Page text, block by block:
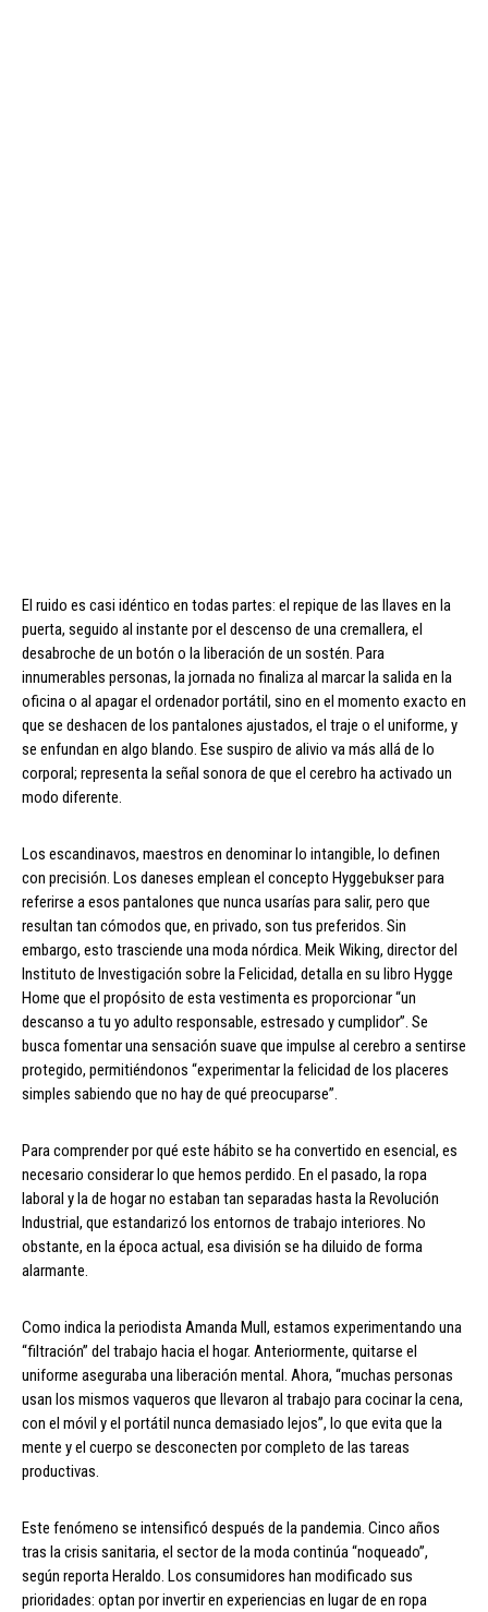
El ruido es casi idéntico en todas partes: el repique de las llaves en la
puerta, seguido al instante por el descenso de una cremallera, el
desabroche de un botón o la liberación de un sostén. Para
innumerables personas, la jornada no finaliza al marcar la salida en la
oficina o al apagar el ordenador portátil, sino en el momento exacto en
que se deshacen de los pantalones ajustados, el traje o el uniforme, y
se enfundan en algo blando. Ese suspiro de alivio va más allá de lo
corporal; representa la señal sonora de que el cerebro ha activado un
modo diferente.
Los escandinavos, maestros en denominar lo intangible, lo definen
con precisión. Los daneses emplean el concepto Hyggebukser para
referirse a esos pantalones que nunca usarías para salir, pero que
resultan tan cómodos que, en privado, son tus preferidos. Sin
embargo, esto trasciende una moda nórdica. Meik Wiking, director del
Instituto de Investigación sobre la Felicidad, detalla en su libro Hygge
Home que el propósito de esta vestimenta es proporcionar “un
descanso a tu yo adulto responsable, estresado y cumplidor”. Se
busca fomentar una sensación suave que impulse al cerebro a sentirse
protegido, permitiéndonos “experimentar la felicidad de los placeres
simples sabiendo que no hay de qué preocuparse”.
Para comprender por qué este hábito se ha convertido en esencial, es
necesario considerar lo que hemos perdido. En el pasado, la ropa
laboral y la de hogar no estaban tan separadas hasta la Revolución
Industrial, que estandarizó los entornos de trabajo interiores. No
obstante, en la época actual, esa división se ha diluido de forma
alarmante.
Como indica la periodista Amanda Mull, estamos experimentando una
“filtración” del trabajo hacia el hogar. Anteriormente, quitarse el
uniforme aseguraba una liberación mental. Ahora, “muchas personas
usan los mismos vaqueros que llevaron al trabajo para cocinar la cena,
con el móvil y el portátil nunca demasiado lejos”, lo que evita que la
mente y el cuerpo se desconecten por completo de las tareas
productivas.
Este fenómeno se intensificó después de la pandemia. Cinco años
tras la crisis sanitaria, el sector de la moda continúa “noqueado”,
según reporta Heraldo. Los consumidores han modificado sus
prioridades: optan por invertir en experiencias en lugar de en ropa